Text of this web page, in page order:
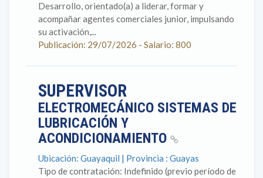
Desarrollo, orientado(a) a liderar, formar y
acompañar agentes comerciales junior, impulsando
su activación,...
Publicación: 29/07/2026 - Salario: 800
SUPERVISOR
ELECTROMECÁNICO SISTEMAS DE
LUBRICACIÓN Y
ACONDICIONAMIENTO
Ubicación: Guayaquil | Provincia : Guayas
Tipo de contratación: Indefinido (previo período de